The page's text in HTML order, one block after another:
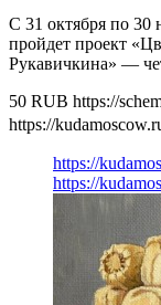
С 31 октября по 30
пройдет проект
Рукавичкина» —
50 RUB https://
https://
https://
https://